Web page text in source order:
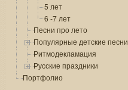
5 лет
6 -7 лет
Песни про лето
Популярные детские песни
Ритмодекламация
Русские праздники
Портфолио